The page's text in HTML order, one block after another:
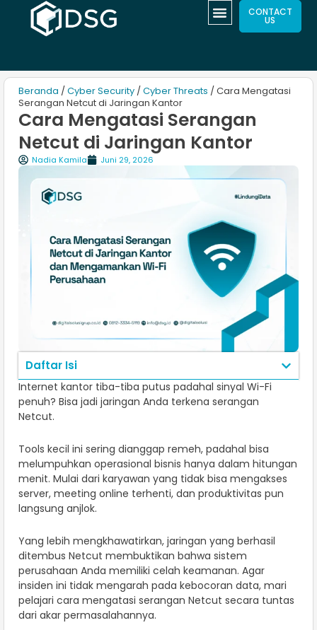
CONTACT
US
Beranda / Cyber Security / Cyber Threats / Cara Mengatasi
Serangan Netcut di Jaringan Kantor
Cara Mengatasi Serangan
Netcut di Jaringan Kantor
Nadia Kamila Juni 29, 2026
Daftar Isi
Internet kantor tiba-tiba putus padahal sinyal Wi-Fi
penuh? Bisa jadi jaringan Anda terkena serangan
Netcut.
Tools kecil ini sering dianggap remeh, padahal bisa
melumpuhkan operasional bisnis hanya dalam hitungan
menit. Mulai dari karyawan yang tidak bisa mengakses
server, meeting online terhenti, dan produktivitas pun
langsung anjlok.
Yang lebih mengkhawatirkan, jaringan yang berhasil
ditembus Netcut membuktikan bahwa sistem
perusahaan Anda memiliki celah keamanan. Agar
insiden ini tidak mengarah pada kebocoran data, mari
pelajari cara mengatasi serangan Netcut secara tuntas
dari akar permasalahannya.